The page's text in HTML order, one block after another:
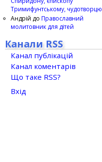
Тримифунтському, чудотворцю
Андрій до Православний
молитовник для дітей
Канали RSS
Канал публікацій
Канал коментарів
Що таке RSS?
Вхід